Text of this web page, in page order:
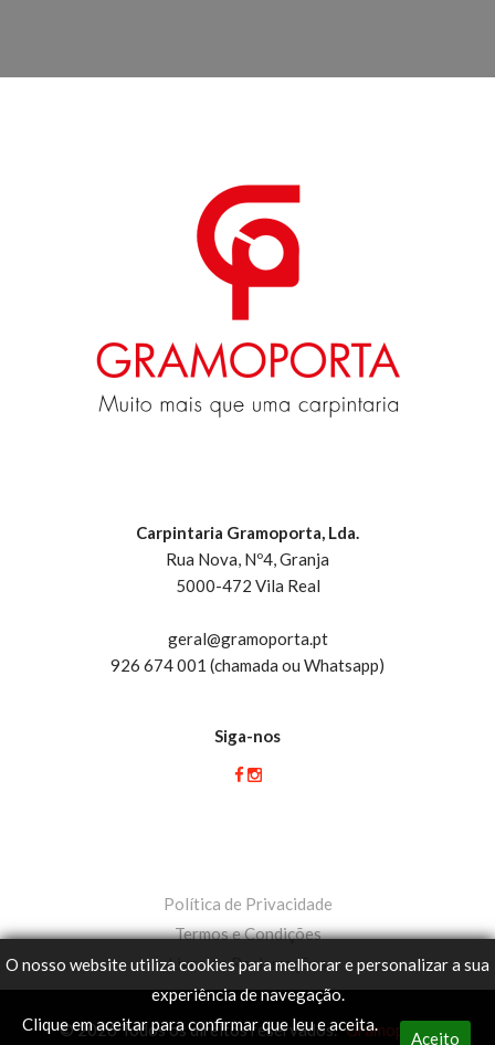
Carpintaria Gramoporta, Lda.
Rua Nova, Nº4, Granja
5000-472 Vila Real
geral@gramoporta.pt
926 674 001 (chamada ou Whatsapp)
Siga-nos
Política de Privacidade
Termos e Condições
Livro de Reclamações
© 2026 Todos os direitos reservados.Gramoporta
O nosso website utiliza cookies para melhorar e personalizar a sua
experiência de navegação.
Clique em aceitar para confirmar que leu e aceita.
Aceito